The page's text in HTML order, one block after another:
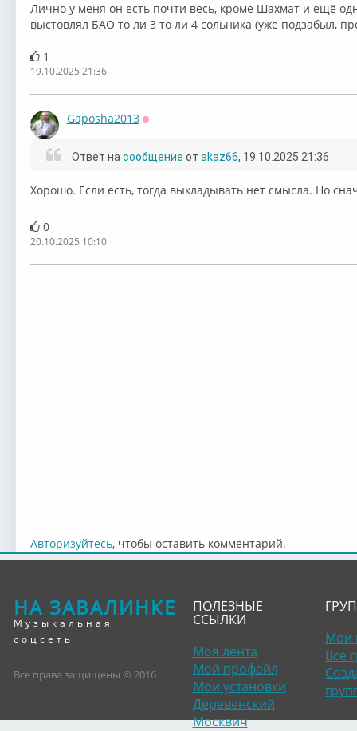
Лично у меня он есть почти весь, кроме Шахмат и ещё
выстовлял БАО то ли 3 то ли 4 сольника (уже подзабыл,
1
19.10.2025 21:36
Gaposha2013
Ответ на сообщение от akaz66, 19.10.2025 21:36
Хорошо. Если есть, тогда выкладывать нет смысла. Но
0
20.10.2025 10:10
Авторизуйтесь, чтобы оставить комментарий.
НА ЗАВАЛИНКЕ
Музыкальная
соцсеть
Все права защищены © 2016
ПОЛЕЗНЫЕ
ССЫЛКИ
Моя лента
Мой профайл
Мои установки
Деревенский
Москвич
Мои
Все